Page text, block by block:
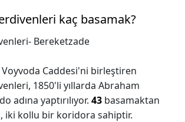
kaç basamak?
Bereketzade
Caddesi'ni birleştiren
1850'li yıllarda Abraham
adına yaptırılıyor. 43 basamaktan
iki kollu bir koridora sahiptir.